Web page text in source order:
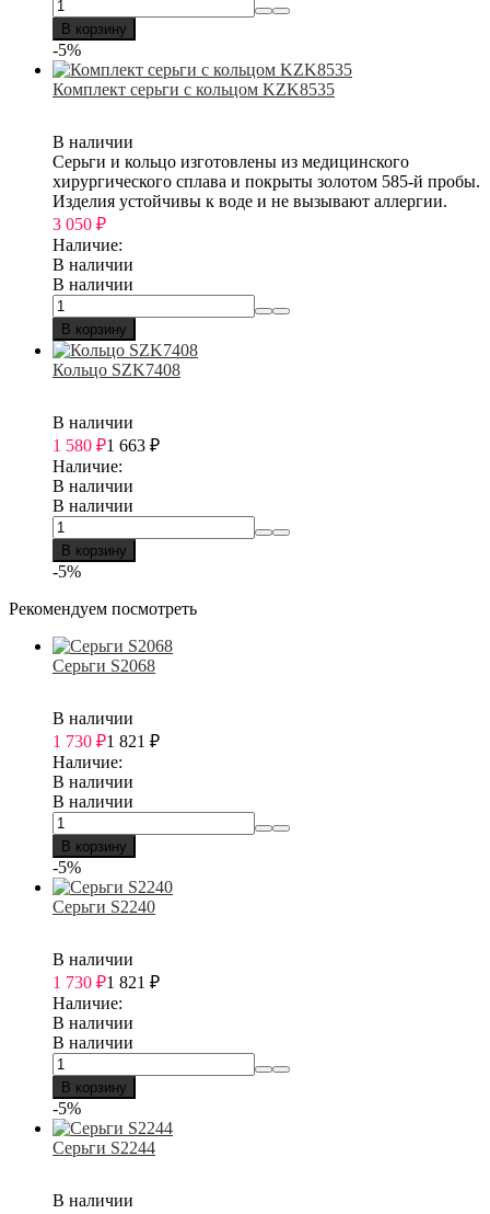
В корзину
-5%
Комплект серьги с кольцом KZK8535
В наличии
Серьги и кольцо изготовлены из медицинского
хирургического сплава и покрыты золотом 585-й пробы.
Изделия устойчивы к воде и не вызывают аллергии.
3 050 ₽
Наличие:
В наличии
В наличии
В корзину
Кольцо SZK7408
В наличии
1 580 ₽1 663 ₽
Наличие:
В наличии
В наличии
В корзину
-5%
Рекомендуем посмотреть
Серьги S2068
В наличии
1 730 ₽1 821 ₽
Наличие:
В наличии
В наличии
В корзину
-5%
Серьги S2240
В наличии
1 730 ₽1 821 ₽
Наличие:
В наличии
В наличии
В корзину
-5%
Серьги S2244
В наличии